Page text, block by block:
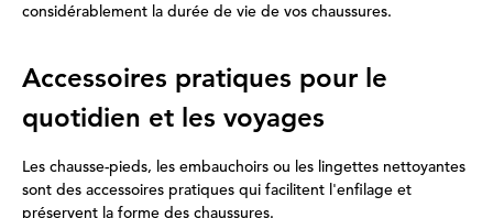
considérablement la durée de vie de vos chaussures.
Accessoires pratiques pour le
quotidien et les voyages
Les chausse-pieds, les embauchoirs ou les lingettes nettoyantes
sont des accessoires pratiques qui facilitent l'enfilage et
préservent la forme des chaussures.